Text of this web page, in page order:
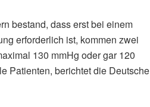
bestand, dass erst bei einem
erforderlich ist, kommen zwei
130 mmHg oder gar 120
Patienten, berichtet die Deutsche